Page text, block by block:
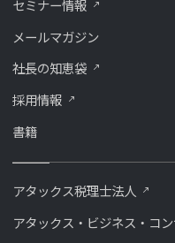
セミナー情報
メールマガジン
社長の知恵袋
採用情報
書籍
アタックス税理士法人
アタックス・ビジネス・コ